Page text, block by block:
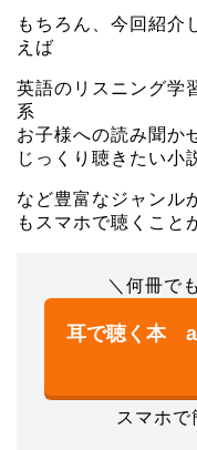
もちろん、今回紹介
えば
英語のリスニング学
系
お子様への読み聞か
じっくり聴きたい小
など豊富なジャンル
もスマホで聴くこと
＼何冊で
耳で聴く本
スマホ